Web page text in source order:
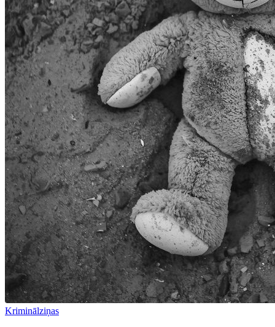
Kriminālziņas